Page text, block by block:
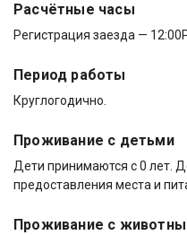
Расчётные часы
Регистрация заезда — 12:00
Период работы
Круглогодично.
Проживание с детьми
Дети принимаются с 0 лет.
предоставления места и
Проживание с